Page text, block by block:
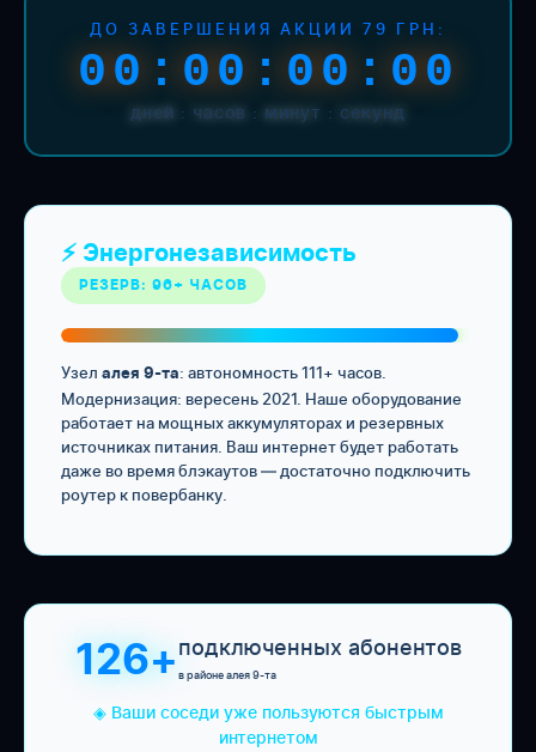
ДО ЗАВЕРШЕНИЯ АКЦИИ 79 ГРН:
00:00:00:00
дней : часов : минут : секунд
⚡ Энергонезависимость
РЕЗЕРВ: 96+ ЧАСОВ
Узел алея 9-та: автономность 111+ часов.
Модернизация: вересень 2021. Наше оборудование
работает на мощных аккумуляторах и резервных
источниках питания. Ваш интернет будет работать
даже во время блэкаутов — достаточно подключить
роутер к повербанку.
126+подключенных абонентов
в районе алея 9-та
◈ Ваши соседи уже пользуются быстрым
интернетом